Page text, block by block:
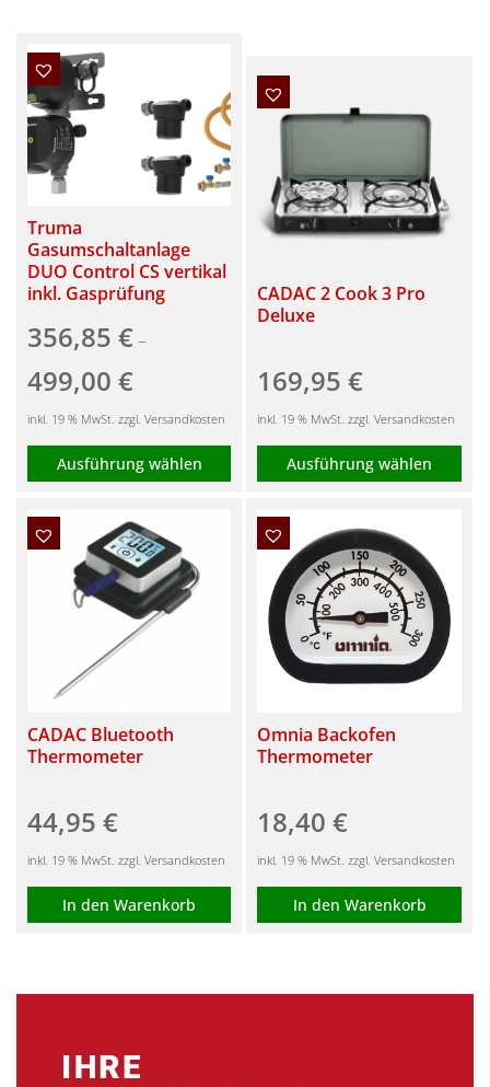
Truma
Gasumschaltanlage
DUO Control CS vertikal
inkl. Gasprüfung
356,85 €–
499,00 €
inkl. 19 % MwSt. zzgl. Versandkosten
Ausführung wählen
Produkt
weist
mehrere
Varianten
Optionen
können
auf
Produktseite
CADAC 2 Cook 3 Pro
Deluxe
169,95€
inkl. 19 % MwSt. zzgl. Versandkosten
Ausführung wählen
Produkt
weist
mehrere
Varianten
auf.
Die
können
auf
Produktseite
CADAC Bluetooth
Thermometer
44,95 €
inkl. 19 % MwSt. zzgl. Versandkosten
In den Warenkorb
Omnia Backofen
Thermometer
18,40€
inkl. 19 % MwSt. zzgl. Versandkosten
In den Warenkorb